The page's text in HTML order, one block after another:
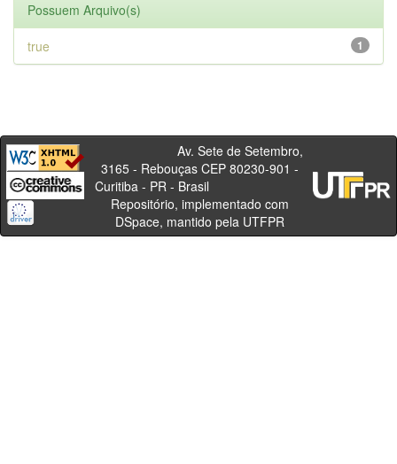
Possuem Arquivo(s)
1
true
Av. Sete de Setembro,
3165 - Rebouças CEP 80230-901 -
Curitiba - PR - Brasil
Repositório, implementado com
DSpace, mantido pela UTFPR